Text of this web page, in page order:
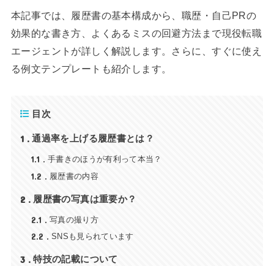
本記事では、履歴書の基本構成から、職歴・自己PRの
効果的な書き方、よくあるミスの回避方法まで現役転職
エージェントが詳しく解説します。さらに、すぐに使え
る例文テンプレートも紹介します。
目次
1 通過率を上げる履歴書とは？
1.1 手書きのほうが有利って本当？
1.2 履歴書の内容
2 履歴書の写真は重要か？
2.1 写真の撮り方
2.2 SNSも見られています
3 特技の記載について